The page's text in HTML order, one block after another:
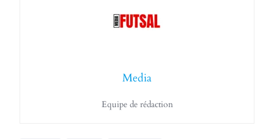
Media
Equipe de rédaction